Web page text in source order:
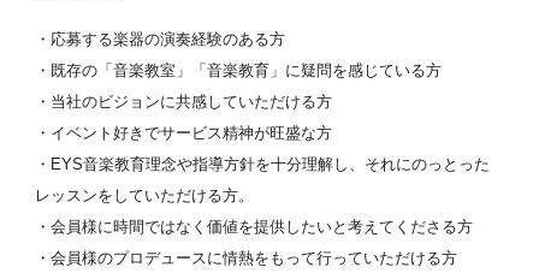
・応募する楽器の演奏経験のある方
・既存の「音楽教室」「音楽教育」に疑問を感じている方
・当社のビジョンに共感していただける方
・イベント好きでサービス精神が旺盛な方
・EYS音楽教育理念や指導方針を十分理解し、それにのっとった
レッスンをしていただける方。
・会員様に時間ではなく価値を提供したいと考えてくださる方
・会員様のプロデュースに情熱をもって行っていただける方